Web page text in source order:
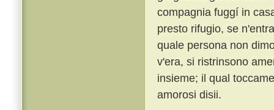
compagnia fuggí in
presto rifugio, se
quale persona non
v'era, si ristrinsono
insieme; il qual
amorosi disii.